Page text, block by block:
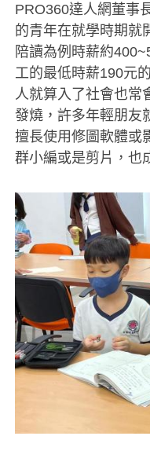
PRO360達人網董事
的青年在就學時期就
陪讀為例時薪約
工的最低時薪190元
人就算入了社會也常
發燒，許多年輕朋友
擅長使用修圖軟體或
群小編或是剪片，也